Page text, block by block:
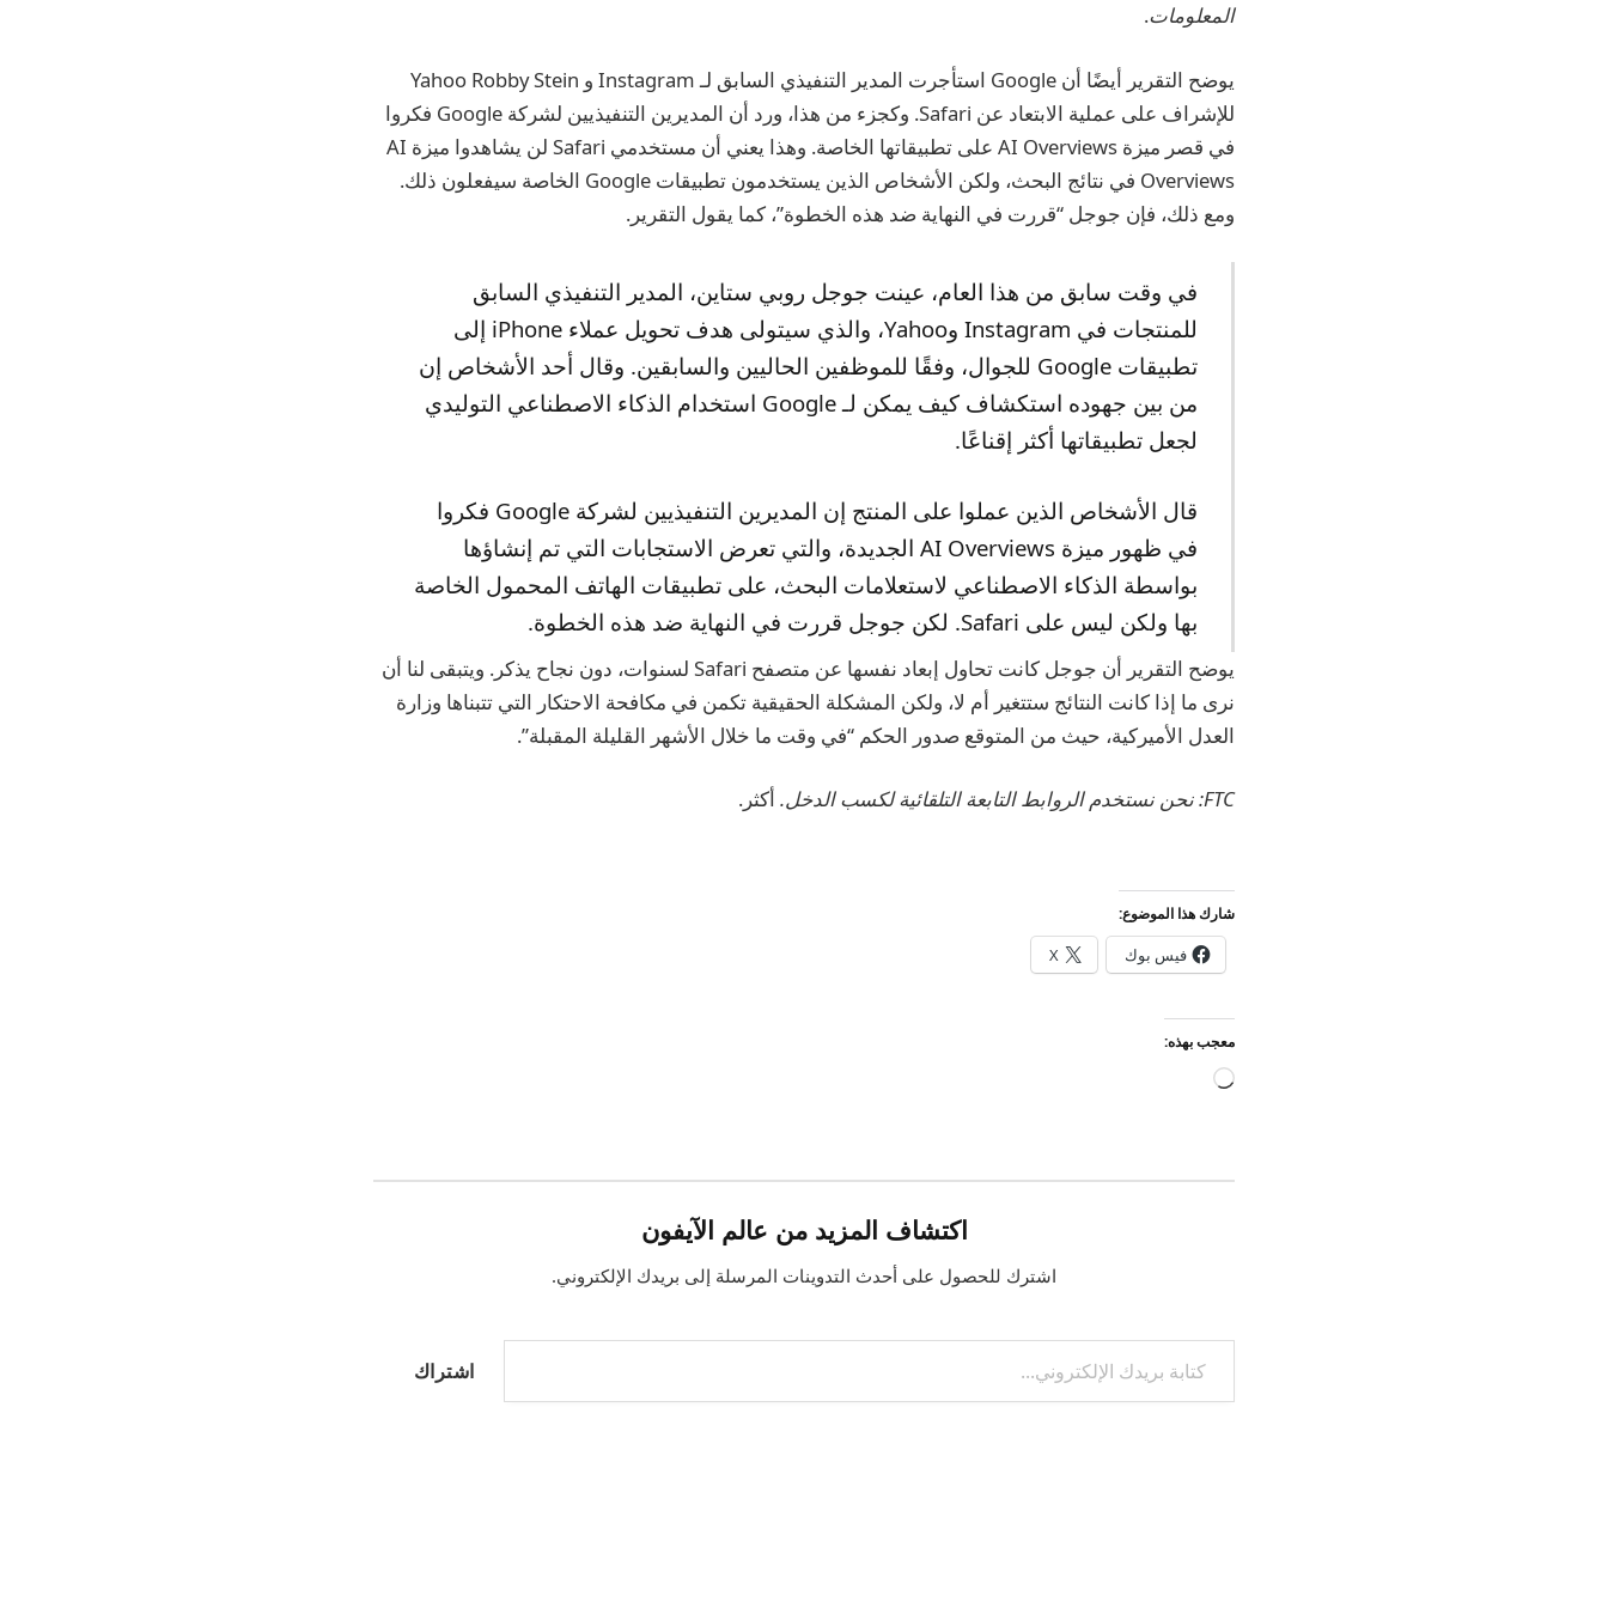
المعلومات.
يوضح التقرير أيضًا أن Google استأجرت المدير التنفيذي السابق لـ Instagram و Yahoo Robby Stein
للإشراف على عملية الابتعاد عن Safari. وكجزء من هذا، ورد أن المديرين التنفيذيين لشركة Google فكروا
في قصر ميزة AI Overviews على تطبيقاتها الخاصة. وهذا يعني أن مستخدمي Safari لن يشاهدوا ميزة AI
Overviews في نتائج البحث، ولكن الأشخاص الذين يستخدمون تطبيقات Google الخاصة سيفعلون ذلك.
ومع ذلك، فإن جوجل “قررت في النهاية ضد هذه الخطوة”، كما يقول التقرير.
في وقت سابق من هذا العام، عينت جوجل روبي ستاين، المدير التنفيذي السابق
للمنتجات في Instagram وYahoo، والذي سيتولى هدف تحويل عملاء iPhone إلى
تطبيقات Google للجوال، وفقًا للموظفين الحاليين والسابقين. وقال أحد الأشخاص إن
من بين جهوده استكشاف كيف يمكن لـ Google استخدام الذكاء الاصطناعي التوليدي
لجعل تطبيقاتها أكثر إقناعًا.
قال الأشخاص الذين عملوا على المنتج إن المديرين التنفيذيين لشركة Google فكروا
في ظهور ميزة AI Overviews الجديدة، والتي تعرض الاستجابات التي تم إنشاؤها
بواسطة الذكاء الاصطناعي لاستعلامات البحث، على تطبيقات الهاتف المحمول الخاصة
بها ولكن ليس على Safari. لكن جوجل قررت في النهاية ضد هذه الخطوة.
يوضح التقرير أن جوجل كانت تحاول إبعاد نفسها عن متصفح Safari لسنوات، دون نجاح يذكر. ويتبقى لنا أن
نرى ما إذا كانت النتائج ستتغير أم لا، ولكن المشكلة الحقيقية تكمن في مكافحة الاحتكار التي تتبناها وزارة
العدل الأميركية، حيث من المتوقع صدور الحكم “في وقت ما خلال الأشهر القليلة المقبلة”.
FTC: نحن نستخدم الروابط التابعة التلقائية لكسب الدخل. أكثر.
شارك هذا الموضوع:
فيس بوك X
معجب بهذه:
جاري
اكتشاف المزيد من عالم الآيفون
اشترك للحصول على أحدث التدوينات المرسلة إلى بريدك الإلكتروني.
كتابة بريدك الإلكتروني...
اشتراك